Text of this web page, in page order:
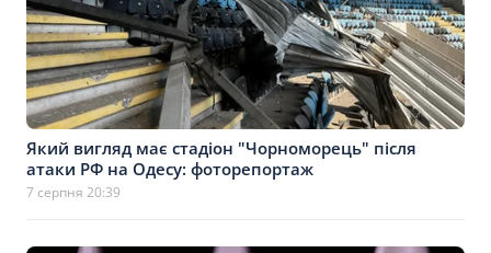
Який вигляд має стадіон "Чорноморець" після
атаки РФ на Одесу: фоторепортаж
7 серпня 20:39